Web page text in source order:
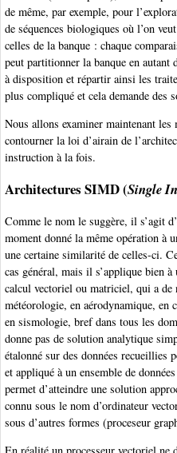
de même, par exemple, pour
de séquences biologiques où l’on
celles de la banque : chaque
peut partitionner la banque en autant
à disposition et répartir ainsi les
plus compliqué et cela demande des
Nous allons examiner maintenant
contourner la loi d’airain de
instruction à la fois.
Architectures SIMD (Single
Comme le nom le suggère, il s’agit
moment donné la même opération à
une certaine similarité de celles-ci.
cas général, mais il s’applique bien
calcul vectoriel ou matriciel, qui a de
météorologie, en aérodynamique, en
en sismologie, bref dans tous les
donne pas de solution analytique
étalonné sur des données recueillies
et appliqué à un ensemble de
permet d’atteindre une solution
connu sous le nom d’ordinateur
sous d’autres formes (proceseur